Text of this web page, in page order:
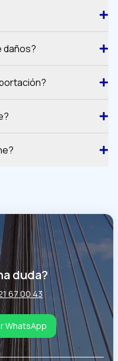
daños?
duda?
67 00 43
WhatsApp